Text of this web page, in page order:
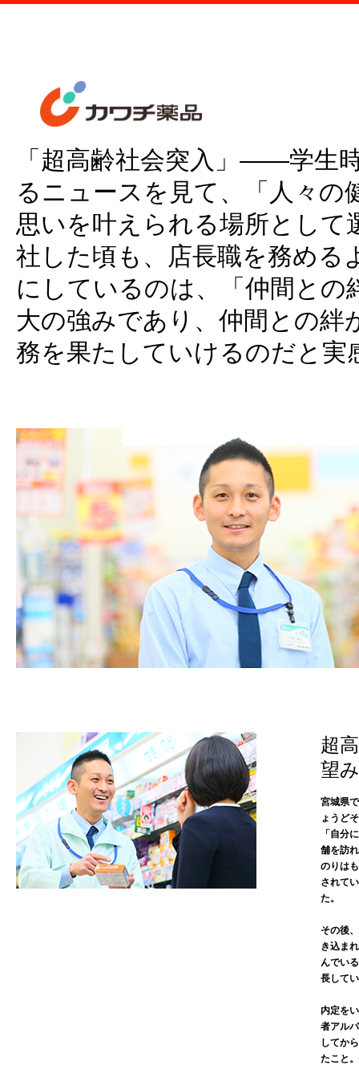
「超高齢社会突入」——学生
るニュースを見て、「人々
思いを叶えられる場所とし
社した頃も、店長職を務める
にしているのは、「仲間と
大の強みであり、仲間との絆
務を果たしていけるのだと実
超
望
宮城県
ょうど
「自分
舗を訪
のりは
されて
た。
その後
き込ま
んでい
長して
内定を
者アル
してか
たこと